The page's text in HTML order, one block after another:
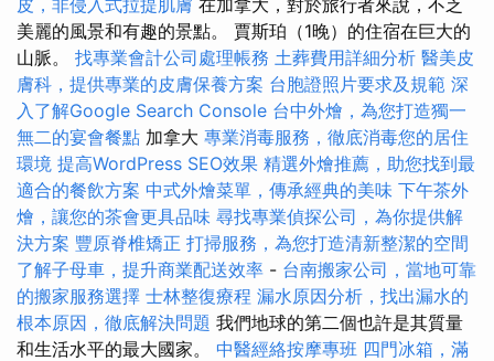
皮，非侵入式拉提肌膚 在加拿大，對於旅行者來說，不乏
美麗的風景和有趣的景點。 賈斯珀（1晚）的住宿在巨大的
山脈。 找專業會計公司處理帳務 土葬費用詳細分析 醫美皮
膚科，提供專業的皮膚保養方案 台胞證照片要求及規範 深
入了解Google Search Console 台中外燴，為您打造獨一
無二的宴會餐點 加拿大 專業消毒服務，徹底消毒您的居住
環境 提高WordPress SEO效果 精選外燴推薦，助您找到最
適合的餐飲方案 中式外燴菜單，傳承經典的美味 下午茶外
燴，讓您的茶會更具品味 尋找專業偵探公司，為你提供解
決方案 豐原脊椎矯正 打掃服務，為您打造清新整潔的空間
了解子母車，提升商業配送效率 - 台南搬家公司，當地可靠
的搬家服務選擇 士林整復療程 漏水原因分析，找出漏水的
根本原因，徹底解決問題 我們地球的第二個也許是其質量
和生活水平的最大國家。 中醫經絡按摩專班 四門冰箱，滿